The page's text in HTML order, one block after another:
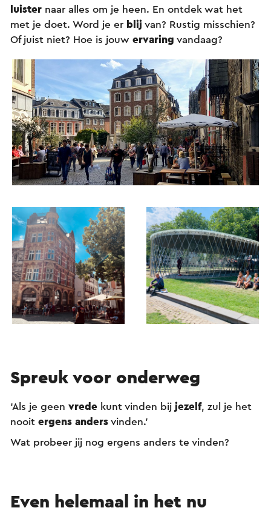
luister naar alles om je heen. En ontdek wat het
met je doet. Word je er blij van? Rustig misschien?
Of juist niet? Hoe is jouw ervaring vandaag?
Spreuk voor onderweg
‘Als je geen vrede kunt vinden bij jezelf, zul je het
nooit ergens anders vinden.’
Wat probeer jij nog ergens anders te vinden?
Even helemaal in het nu